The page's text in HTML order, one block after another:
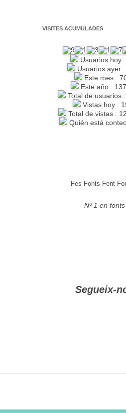
VISITES ACUMULADES
Usuarios hoy
Usuarios ayer :
Este mes :
Este año :
Total de usuarios
Vistas hoy :
Total de vistas :
Quién está
Fes Fonts Fent
Nº 1 en fonts
Segueix-